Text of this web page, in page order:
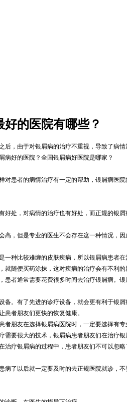
的医院有哪些？
，由于对银屑病的治疗不重视，导致了
病好的医院？全国银屑病好医院是哪家？
患者的病情治疗有一定的帮助，银屑病
处，对病情的治疗也有好处，而正规的银
，但是专业的医生不会存在这一种情况，
种比较难缠的皮肤疾病，所以银屑病患者
随便买药涂抹，这对疾病的治疗会有不利
者通常需要花费很多时间去治疗银屑病
。有了先进的诊疗设备，就会更有利于
者朋友们更快的恢复健康。
朋友在选择银屑病医院时，一定要选择有
要很大的技术，银屑病患者朋友们在治疗
疗银屑病的过程中，患者朋友们不可以
了以后就一定要及时的去正规医院就诊，